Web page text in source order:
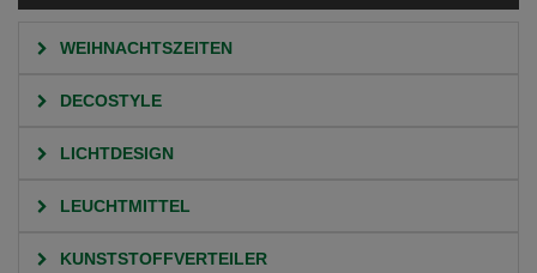
WEIHNACHTSZEITEN
DECOSTYLE
LICHTDESIGN
LEUCHTMITTEL
KUNSTSTOFFVERTEILER